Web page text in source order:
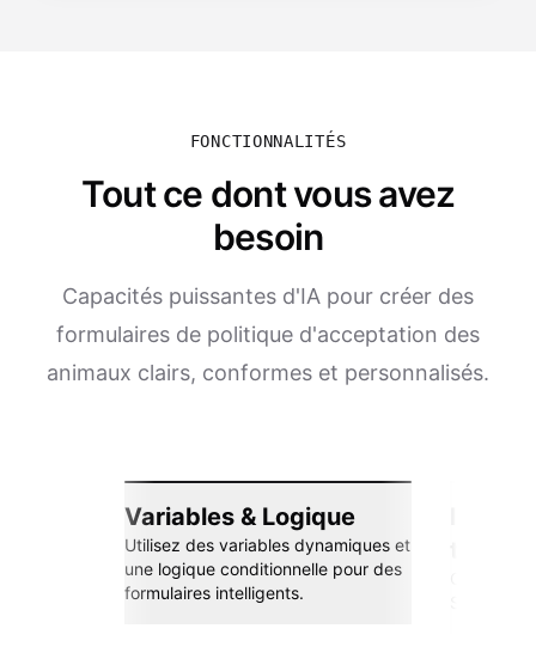
FONCTIONNALITÉS
Tout ce dont vous avez
besoin
Capacités puissantes d'IA pour créer des
formulaires de politique d'acceptation des
animaux clairs, conformes et personnalisés.
Variables & Logique
Utilisez des variables dynamiques et
une logique conditionnelle pour des
formulaires intelligents.